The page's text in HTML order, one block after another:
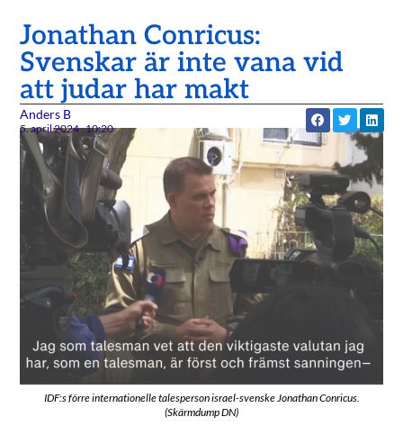
Jonathan Conricus:
Svenskar är inte vana vid
att judar har makt
Anders B
5. april 2024 10:20
IDF:s förre internationelle talesperson israel-svenske Jonathan Conricus.
(Skärmdump DN)